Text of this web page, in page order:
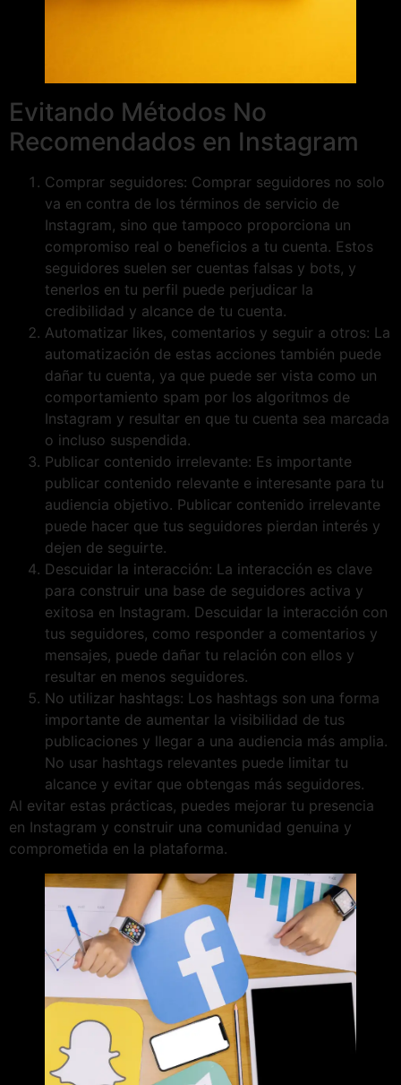
Evitando Métodos No
Recomendados en Instagram
Comprar seguidores: Comprar seguidores no solo
va en contra de los términos de servicio de
Instagram, sino que tampoco proporciona un
compromiso real o beneficios a tu cuenta. Estos
seguidores suelen ser cuentas falsas y bots, y
tenerlos en tu perfil puede perjudicar la
credibilidad y alcance de tu cuenta.
Automatizar likes, comentarios y seguir a otros: La
automatización de estas acciones también puede
dañar tu cuenta, ya que puede ser vista como un
comportamiento spam por los algoritmos de
Instagram y resultar en que tu cuenta sea marcada
o incluso suspendida.
Publicar contenido irrelevante: Es importante
publicar contenido relevante e interesante para tu
audiencia objetivo. Publicar contenido irrelevante
puede hacer que tus seguidores pierdan interés y
dejen de seguirte.
Descuidar la interacción: La interacción es clave
para construir una base de seguidores activa y
exitosa en Instagram. Descuidar la interacción con
tus seguidores, como responder a comentarios y
mensajes, puede dañar tu relación con ellos y
resultar en menos seguidores.
No utilizar hashtags: Los hashtags son una forma
importante de aumentar la visibilidad de tus
publicaciones y llegar a una audiencia más amplia.
No usar hashtags relevantes puede limitar tu
alcance y evitar que obtengas más seguidores.
Al evitar estas prácticas, puedes mejorar tu presencia
en Instagram y construir una comunidad genuina y
comprometida en la plataforma.